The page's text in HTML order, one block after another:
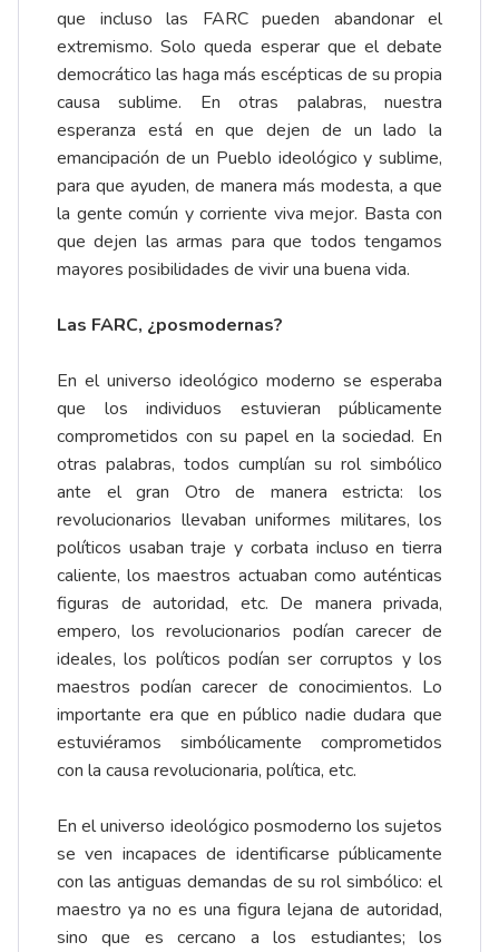
que incluso las FARC pueden abandonar el
extremismo. Solo queda esperar que el debate
democrático las haga más escépticas de su propia
causa sublime. En otras palabras, nuestra
esperanza está en que dejen de un lado la
emancipación de un Pueblo ideológico y sublime,
para que ayuden, de manera más modesta, a que
la gente común y corriente viva mejor. Basta con
que dejen las armas para que todos tengamos
mayores posibilidades de vivir una buena vida.
Las FARC, ¿posmodernas?
En el universo ideológico moderno se esperaba
que los individuos estuvieran públicamente
comprometidos con su papel en la sociedad. En
otras palabras, todos cumplían su rol simbólico
ante el gran Otro de manera estricta: los
revolucionarios llevaban uniformes militares, los
políticos usaban traje y corbata incluso en tierra
caliente, los maestros actuaban como auténticas
figuras de autoridad, etc. De manera privada,
empero, los revolucionarios podían carecer de
ideales, los políticos podían ser corruptos y los
maestros podían carecer de conocimientos. Lo
importante era que en público nadie dudara que
estuviéramos simbólicamente comprometidos
con la causa revolucionaria, política, etc.
En el universo ideológico posmoderno los sujetos
se ven incapaces de identificarse públicamente
con las antiguas demandas de su rol simbólico: el
maestro ya no es una figura lejana de autoridad,
sino que es cercano a los estudiantes; los